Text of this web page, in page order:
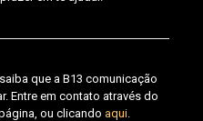
que a B13 comunicação
Entre em contato através do
ou clicando aqui.